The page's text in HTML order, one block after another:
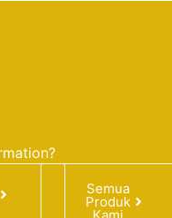
Semua
Produk